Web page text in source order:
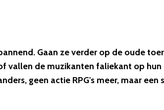
Gaan ze verder op de oude
vallen de muzikanten faliekant op hun
geen actie RPG's meer, maar